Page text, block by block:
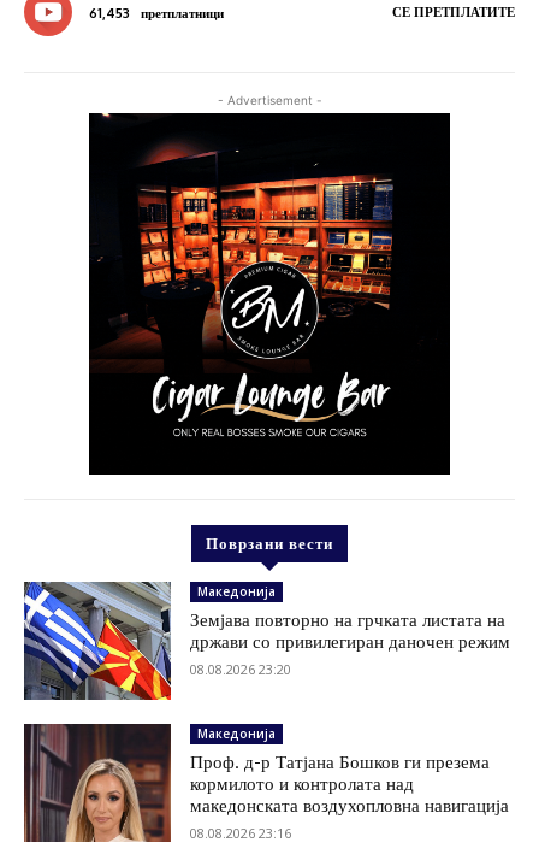
61,453 претплатници СЕ ПРЕТПЛАТИТЕ
- Advertisement -
Поврзани вести
Македонија
Земјава повторно на грчката листата на
држави со привилегиран даночен режим
08.08.2026 23:20
Македонија
Проф. д-р Татјана Бошков ги презема
кормилото и контролата над
македонската воздухопловна навигација
08.08.2026 23:16